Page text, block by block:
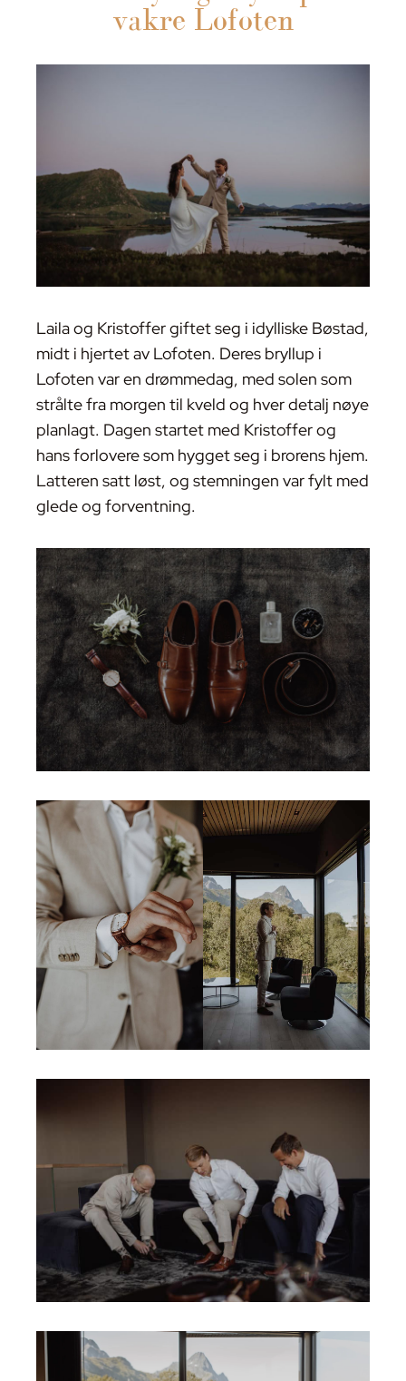
vakre Lofoten
Laila og Kristoffer giftet seg i idylliske Bøstad,
midt i hjertet av Lofoten. Deres bryllup i
Lofoten var en drømmedag, med solen som
strålte fra morgen til kveld og hver detalj nøye
planlagt. Dagen startet med Kristoffer og
hans forlovere som hygget seg i brorens hjem.
Latteren satt løst, og stemningen var fylt med
glede og forventning.